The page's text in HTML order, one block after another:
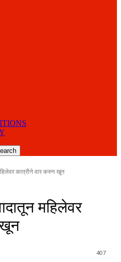
कात्रीने वार करुन खून
महिलेवर
खून
407